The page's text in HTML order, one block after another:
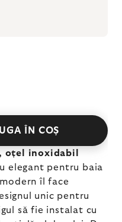
ÎN COŞ
oțel inoxidabil
elegant pentru baia
îl face
unic pentru
să fie instalat cu